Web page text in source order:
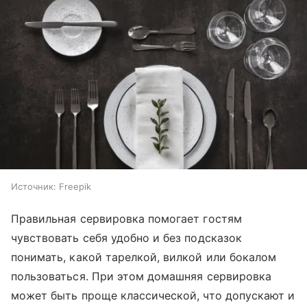
Источник: Freepik
Правильная сервировка помогает гостям
чувствовать себя удобно и без подсказок
понимать, какой тарелкой, вилкой или бокалом
пользоваться. При этом домашняя сервировка
может быть проще классической, что допускают и